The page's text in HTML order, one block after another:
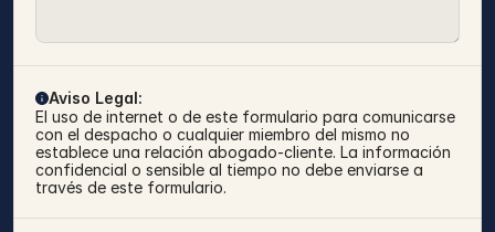
Aviso Legal:
El uso de internet o de este formulario para comunicarse
con el despacho o cualquier miembro del mismo no
establece una relación abogado-cliente. La información
confidencial o sensible al tiempo no debe enviarse a
través de este formulario.